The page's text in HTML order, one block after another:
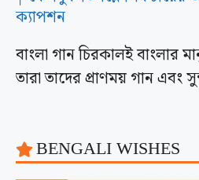
ক্যাপশন
বাংলা গান চিরকালই বাংলার
তারা তাদের প্রাণময় গান
BENGALI WISHES